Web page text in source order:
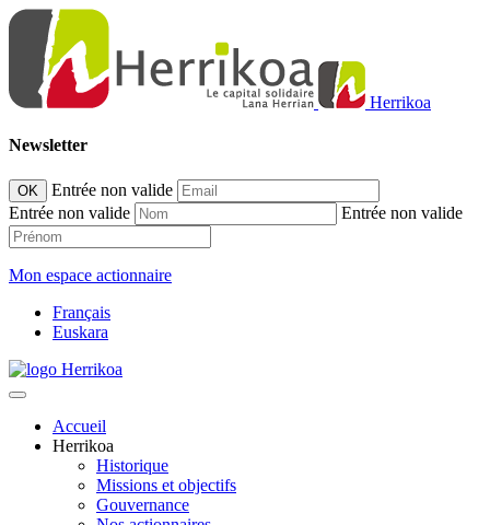
Herrikoa
Newsletter
OK
Entrée non valide
Entrée non valide
Entrée non valide
Mon espace actionnaire
Français
Euskara
Accueil
Herrikoa
Historique
Missions et objectifs
Gouvernance